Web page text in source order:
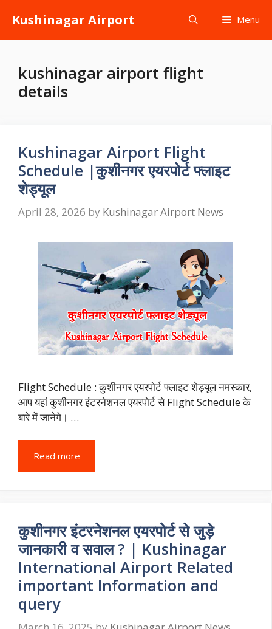
content
Kushinagar Airport Menu
kushinagar airport flight
details
Kushinagar Airport Flight
Schedule |कुशीनगर एयरपोर्ट फ्लाइट
शेड्यूल
April 28, 2026 by Kushinagar Airport News
Flight Schedule : कुशीनगर एयरपोर्ट फ्लाइट शेड्यूल नमस्कार,
आप यहां कुशीनगर इंटरनेशनल एयरपोर्ट से Flight Schedule के
बारे में जानेगे। …
Read more
कुशीनगर इंटरनेशनल एयरपोर्ट से जुड़े
जानकारी व सवाल ? | Kushinagar
International Airport Related
important Information and
query